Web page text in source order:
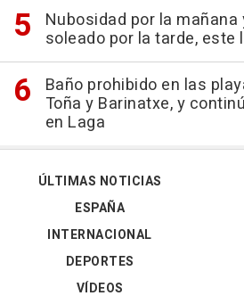
Nubosidad por la mañana
soleado por la tarde, este
Baño prohibido en las
Toña y Barinatxe, y
en Laga
ÚLTIMAS NOTICIAS
ESPAÑA
INTERNACIONAL
DEPORTES
VÍDEOS